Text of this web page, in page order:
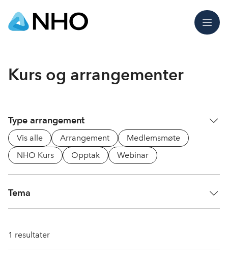
Meny
Kurs og arrangementer
Type arrangement
Vis alle Arrangement
Medlemsmøte
NHO Kurs
Opptak Webinar
Tema
1 resultater